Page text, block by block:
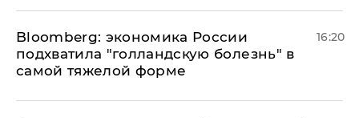
Bloomberg: экономика России
подхватила "голландскую болезнь" в
самой тяжелой форме
16:20